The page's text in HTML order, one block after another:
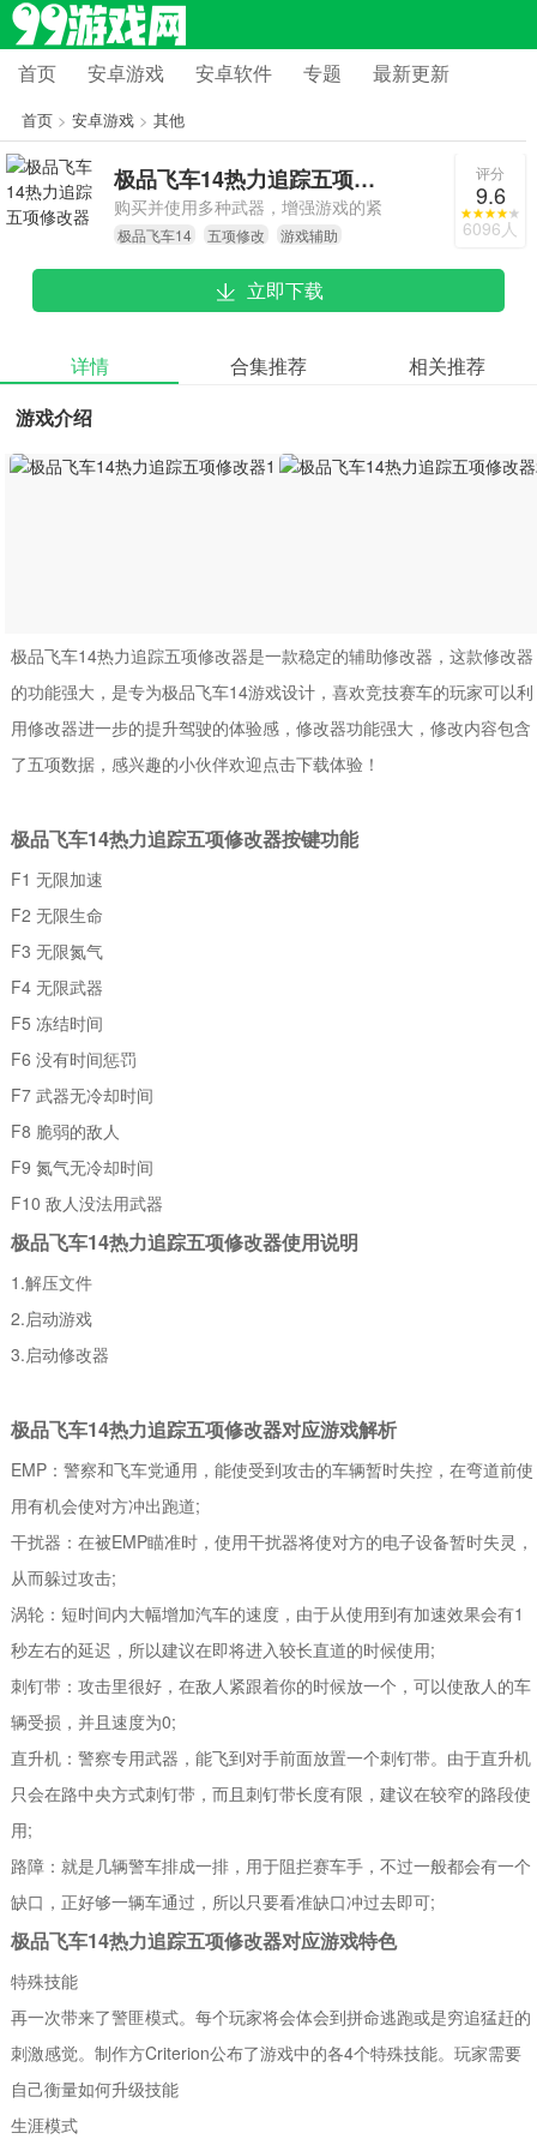
首页 安卓游戏 安卓软件 专题 最新更新
首页> 安卓游戏> 其他
极品飞车14热力追踪五项修改器
购买并使用多种武器，增强游戏的紧
张刺激感。无论是使用警察武器拦截
飙车族还是使用逃脱装备逃离警察的
追捕，你总有办法来摆脱对手。
极品飞车14 五项修改 游戏辅助
评分
9.6
6096人
立即下载
详情 合集推荐
相关推荐
游戏介绍
极品飞车14热力追踪五项修改器是一款稳定的辅助修改器，这款修改器
的功能强大，是专为极品飞车14游戏设计，喜欢竞技赛车的玩家可以利
用修改器进一步的提升驾驶的体验感，修改器功能强大，修改内容包含
了五项数据，感兴趣的小伙伴欢迎点击下载体验！
极品飞车14热力追踪五项修改器按键功能
F1 无限加速
F2 无限生命
F3 无限氮气
F4 无限武器
F5 冻结时间
F6 没有时间惩罚
F7 武器无冷却时间
F8 脆弱的敌人
F9 氮气无冷却时间
F10 敌人没法用武器
极品飞车14热力追踪五项修改器使用说明
1.解压文件
2.启动游戏
3.启动修改器
极品飞车14热力追踪五项修改器对应游戏解析
EMP：警察和飞车党通用，能使受到攻击的车辆暂时失控，在弯道前使
用有机会使对方冲出跑道;
干扰器：在被EMP瞄准时，使用干扰器将使对方的电子设备暂时失灵，
从而躲过攻击;
涡轮：短时间内大幅增加汽车的速度，由于从使用到有加速效果会有1
秒左右的延迟，所以建议在即将进入较长直道的时候使用;
刺钉带：攻击里很好，在敌人紧跟着你的时候放一个，可以使敌人的车
辆受损，并且速度为0;
直升机：警察专用武器，能飞到对手前面放置一个刺钉带。由于直升机
只会在路中央方式刺钉带，而且刺钉带长度有限，建议在较窄的路段使
用;
路障：就是几辆警车排成一排，用于阻拦赛车手，不过一般都会有一个
缺口，正好够一辆车通过，所以只要看准缺口冲过去即可;
极品飞车14热力追踪五项修改器对应游戏特色
特殊技能
再一次带来了警匪模式。每个玩家将会体会到拼命逃跑或是穷追猛赶的
刺激感觉。制作方Criterion公布了游戏中的各4个特殊技能。玩家需要
自己衡量如何升级技能
生涯模式